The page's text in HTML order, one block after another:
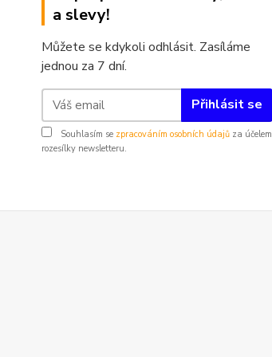
a slevy!
Můžete se kdykoli odhlásit. Zasíláme
jednou za 7 dní.
Přihlásit se
Souhlasím se zpracováním osobních údajů za účelem
rozesílky newsletteru.